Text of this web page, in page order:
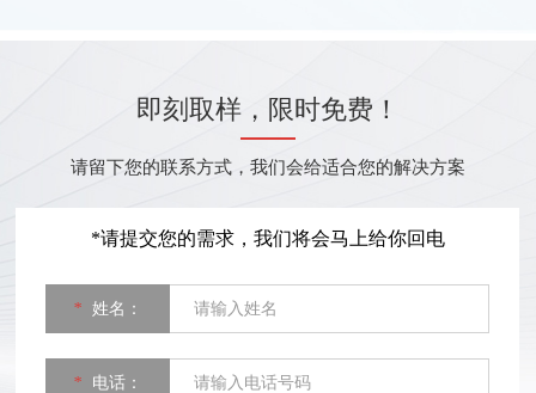
即刻取样，限时免费！
请留下您的联系方式，我们会给适合您的解决方案
*请提交您的需求，我们将会马上给你回电
* 姓名：
* 电话：